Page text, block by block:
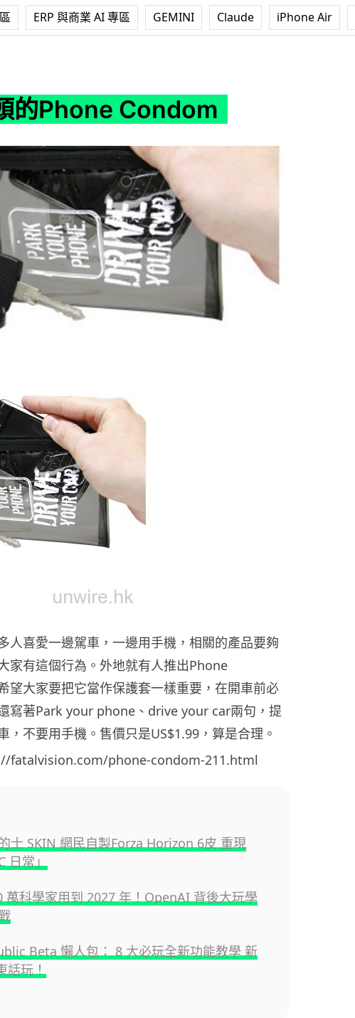
ERP 與商業 AI 專區 GEMINI Claude iPhone Air
的Phone Condom
人喜愛一邊駕車，一邊用手機，相關的產品要夠
家有這個行為。外地就有人推出Phone
望大家要把它當作保護套一樣重要，在開車前必
寫著Park your phone、drive your car兩句，提
，不要用手機。售價只是US$1.99，算是合理。
fatalvision.com/phone-condom-211.html
士 SKIN 網民自製Forza Horizon 6皮 重現
日常」
萬科學家用到 2027 年！OpenAI 背後大玩學
Beta 懶人包： 8 大必玩全新功能教學 新
話玩！